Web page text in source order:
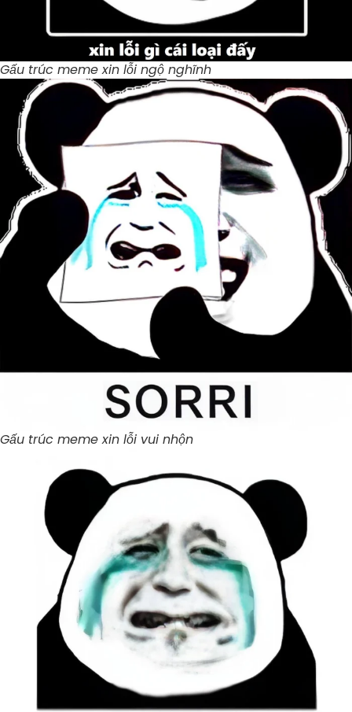
Gấu trúc meme xin lỗi ngộ nghĩnh
Gấu trúc meme xin lỗi vui nhộn